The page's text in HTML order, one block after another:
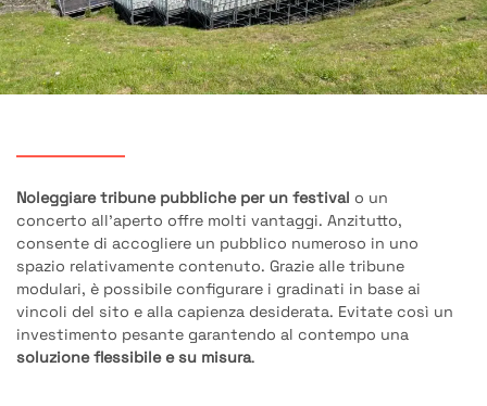
Noleggiare tribune pubbliche per un festival o un
concerto all’aperto offre molti vantaggi. Anzitutto,
consente di accogliere un pubblico numeroso in uno
spazio relativamente contenuto. Grazie alle tribune
modulari, è possibile configurare i gradinati in base ai
vincoli del sito e alla capienza desiderata. Evitate così un
investimento pesante garantendo al contempo una
soluzione flessibile e su misura.